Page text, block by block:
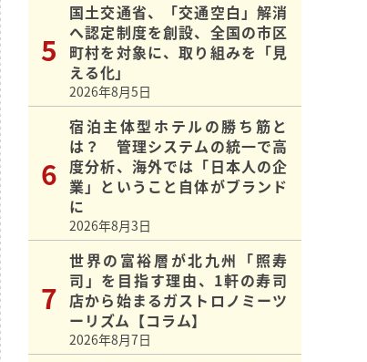
国土交通省、「交通空白」解消
へ認定制度を創設、全国の市区
町村を対象に、取り組みを「見
える化」
2026年8月5日
宿泊主体型ホテルの勝ち筋と
は？ 管理システムの統一で高
度分析、海外では「日本人の企
業」ということ自体がブランド
に
2026年8月3日
世界の富裕層が北九州「照寿
司」を目指す理由、1軒の寿司
店から始まるガストロノミーツ
ーリズム【コラム】
2026年8月7日